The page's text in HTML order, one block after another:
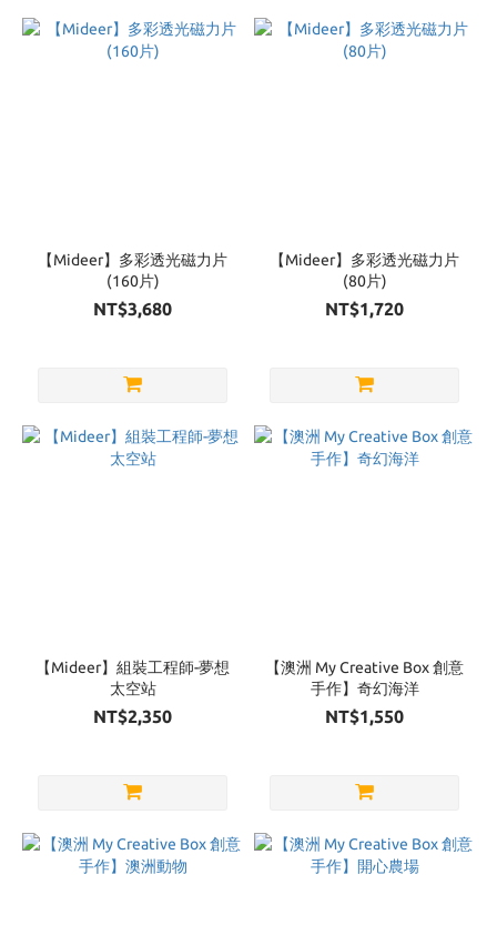
【Mideer】多彩透光磁力片
(160片)
NT$3,680
【Mideer】多彩透光磁力片
(80片)
NT$1,720
【Mideer】組裝工程師-夢想
太空站
NT$2,350
【澳洲 My Creative Box 創意
手作】奇幻海洋
NT$1,550